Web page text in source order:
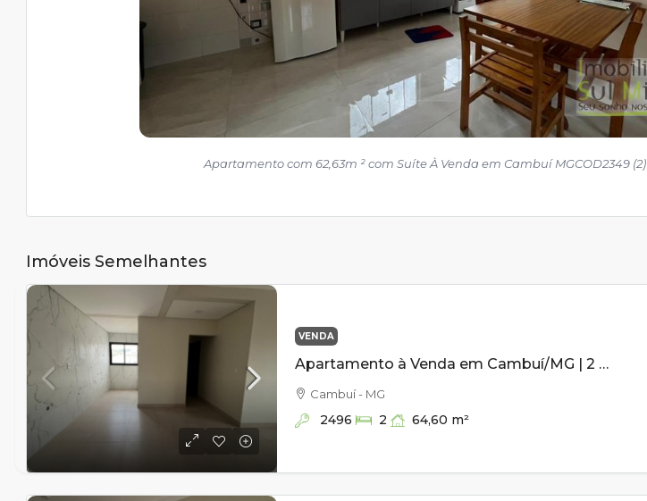
Apartamento com 62,63m ² com Suíte À Venda em Cambuí MGCOD2349 (2)
Imóveis Semelhantes
VENDA
Apartamento à Venda em Cambuí/MG | 2 Quartos | 64,60m²
Cambuí - MG
2496 2 64,60 m²